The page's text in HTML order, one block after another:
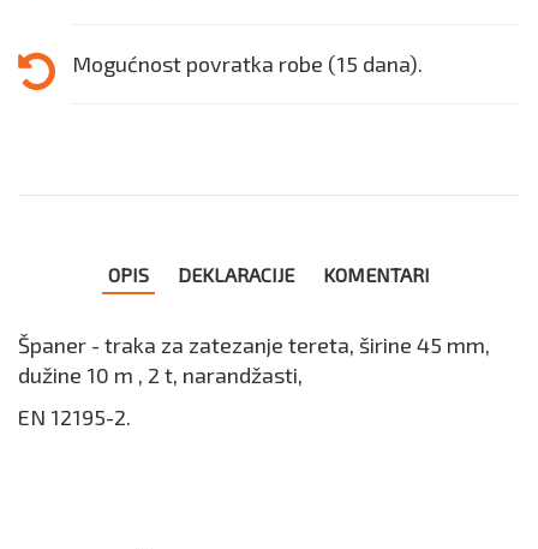
Mogućnost povratka robe (15 dana).
OPIS DEKLARACIJE KOMENTARI
Španer - traka za zatezanje tereta, širine 45 mm,
dužine 10 m , 2 t, narandžasti,
EN 12195-2.